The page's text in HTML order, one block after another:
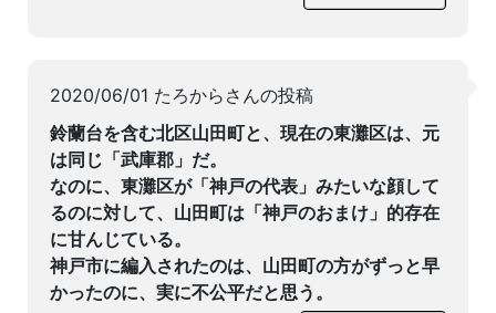
2020/06/01 たろからさんの投稿
鈴蘭台を含む北区山田町と、現在の東灘区は、元
は同じ「武庫郡」だ。
なのに、東灘区が「神戸の代表」みたいな顔して
るのに対して、山田町は「神戸のおまけ」的存在
に甘んじている。
神戸市に編入されたのは、山田町の方がずっと早
かったのに、実に不公平だと思う。